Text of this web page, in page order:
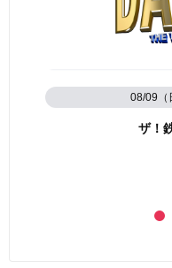
08/09（
ザ！